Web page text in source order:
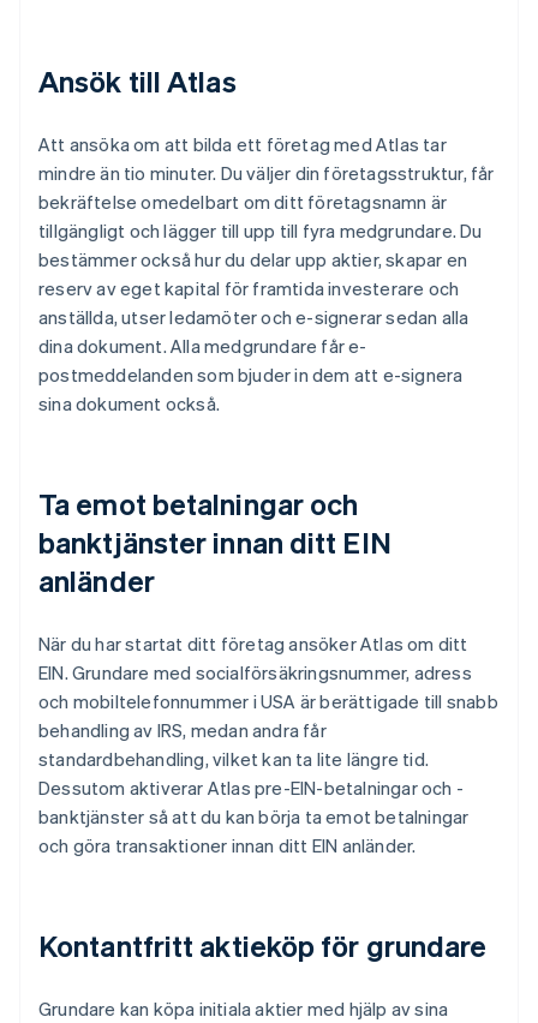
Ansök till Atlas
Att ansöka om att bilda ett företag med Atlas tar
mindre än tio minuter. Du väljer din företagsstruktur, får
bekräftelse omedelbart om ditt företagsnamn är
tillgängligt och lägger till upp till fyra medgrundare. Du
bestämmer också hur du delar upp aktier, skapar en
reserv av eget kapital för framtida investerare och
anställda, utser ledamöter och e-signerar sedan alla
dina dokument. Alla medgrundare får e-
postmeddelanden som bjuder in dem att e-signera
sina dokument också.
Ta emot betalningar och
banktjänster innan ditt EIN
anländer
När du har startat ditt företag ansöker Atlas om ditt
EIN. Grundare med socialförsäkringsnummer, adress
och mobiltelefonnummer i USA är berättigade till snabb
behandling av IRS, medan andra får
standardbehandling, vilket kan ta lite längre tid.
Dessutom aktiverar Atlas pre-EIN-betalningar och -
banktjänster så att du kan börja ta emot betalningar
och göra transaktioner innan ditt EIN anländer.
Kontantfritt aktieköp för grundare
Grundare kan köpa initiala aktier med hjälp av sina